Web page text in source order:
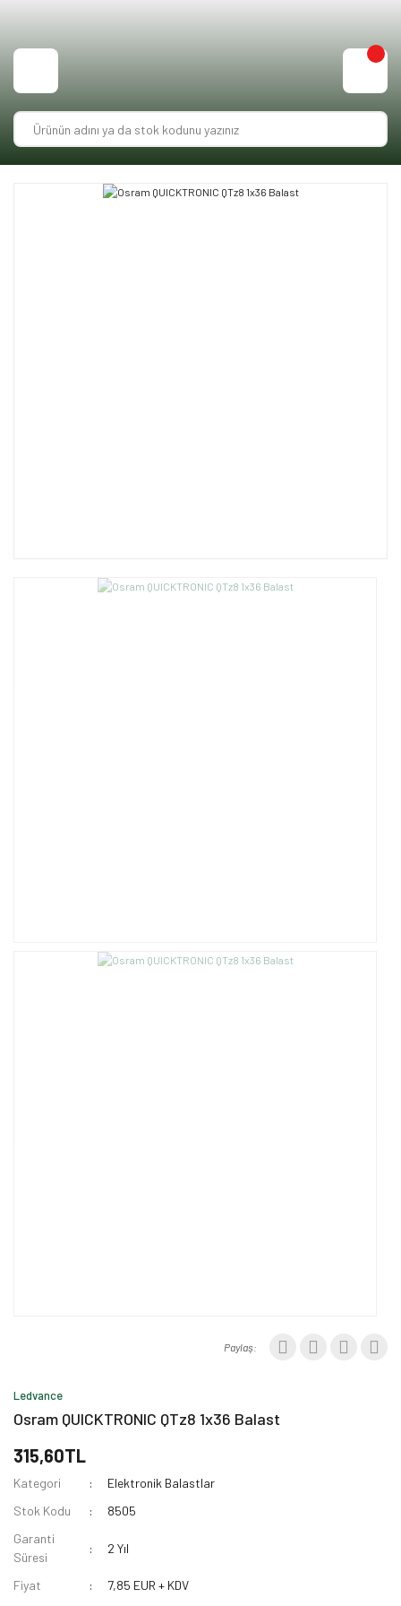
Paylaş:
Ledvance
Osram QUICKTRONIC QTz8 1x36 Balast
315,60TL
Kategori
Elektronik Balastlar
Stok Kodu
8505
Garanti
Süresi
2 Yıl
Fiyat
7,85 EUR + KDV